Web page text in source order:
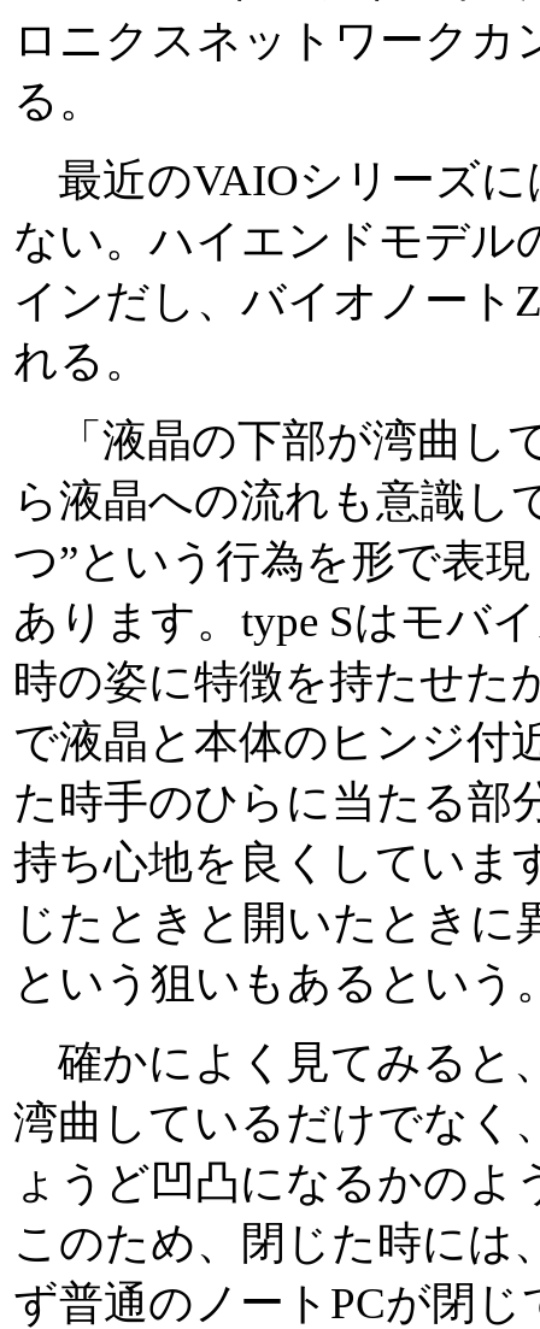
ロニクスネットワークカ
る。
最近のVAIOシリーズに
ない。ハイエンドモデル
インだし、バイオノート
れる。
「液晶の下部が湾曲し
ら液晶への流れも意識し
つ”という行為を形で表
あります。type Sはモバ
時の姿に特徴を持たせた
で液晶と本体のヒンジ付
た時手のひらに当たる部
持ち心地を良くしていま
じたときと開いたとき
という狙いもあるという
確かによく見てみると
湾曲しているだけでなく
ょうど凹凸になるかのよ
このため、閉じた時には
ず普通のノートPCが閉